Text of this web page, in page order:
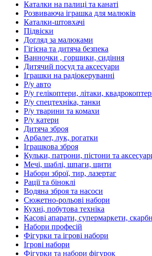
Каталки на палиці та канаті
Розвиваюча іграшка для малюків
Каталки-штовхачі
Підвіски
Догляд за малюками
Гігієна та дитяча безпека
Ванночки , горщики, сидіння
Дитячий посуд та аксесуари
Іграшки на радіокеруванні
Р/у авто
Р/у гелікоптери, літаки,
Р/у спецтехніка, танки
Р/у тварини та комахи
Р/у катери
Дитяча зброя
Арбалет, лук, рогатки
Іграшкова зброя
Кульки, патрони, пістони та
Мечі, шаблі, шпаги, щити
Набори зброї, тир, лазертаг
Рації та біноклі
Водяна зброя та насоси
Сюжетно-рольові набори
Кухні, побутова техніка
Касові апарати, супермаркети,
Набори професій
Фігурки та ігрові набори
Ігрові набори
Фігурки та набори фігурок